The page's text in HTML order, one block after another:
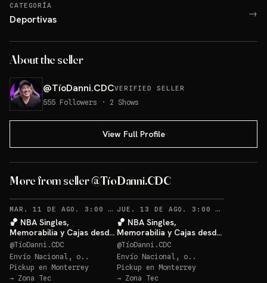
CATEGORÍA
Deportivas →
About the seller
@TíoDanni.CDCVERIFIED SELLER
555 Followers · 2 Shows
View Full Profile
More from seller @TíoDanni.CDC
MAR. 11 DE AGO. 3:00 AM · 62RECORDATORIOS
🏀 NBA Singles,
Memorabilia y Cajas desde
$20 🔥
@TíoDanni.CDC
Envío Nacional, o..
Pickup en Monterrey
→ Zona Tec
JUE. 13 DE AGO. 3:00 AM
🏀 NBA Singles,
Memorabilia y Cajas desde
$20 🔥
@TíoDanni.CDC
Envío Nacional, o..
Pickup en Monterrey
→ Zona Tec